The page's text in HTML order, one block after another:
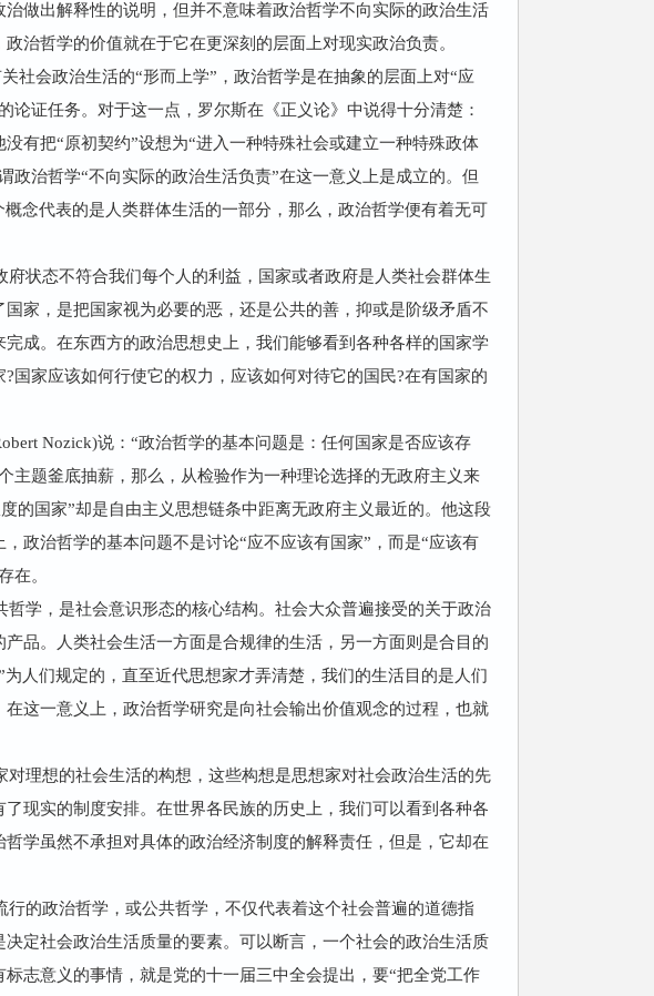
做出解释性的说明，但并不意味着政治哲学不向实际的政治生活
治哲学的价值就在于它在更深刻的层面上对现实政治负责。
会政治生活的“形而上学”，政治哲学是在抽象的层面上对“应
证任务。对于这一点，罗尔斯在《正义论》中说得十分清楚：
有把“原初契约”设想为“进入一种特殊社会或建立一种特殊政体
治哲学“不向实际的政治生活负责”在这一意义上是成立的。但
念代表的是人类群体生活的一部分，那么，政治哲学便有着无可
状态不符合我们每个人的利益，国家或者政府是人类社会群体生
家，是把国家视为必要的恶，还是公共的善，抑或是阶级矛盾不
成。在东西方的政治思想史上，我们能够看到各种各样的国家学
家应该如何行使它的权力，应该如何对待它的国民?在有国家的
Nozick)说：“政治哲学的基本问题是：任何国家是否应该存
主题釜底抽薪，那么，从检验作为一种理论选择的无政府主义来
的国家”却是自由主义思想链条中距离无政府主义最近的。他这段
政治哲学的基本问题不是讨论“应不应该有国家”，而是“应该有
在。
学，是社会意识形态的核心结构。社会大众普遍接受的关于政治
品。人类社会生活一方面是合规律的生活，另一方面则是合目的
人们规定的，直至近代思想家才弄清楚，我们的生活目的是人们
这一意义上，政治哲学研究是向社会输出价值观念的过程，也就
理想的社会生活的构想，这些构想是思想家对社会政治生活的先
现实的制度安排。在世界各民族的历史上，我们可以看到各种各
学虽然不承担对具体的政治经济制度的解释责任，但是，它却在
的政治哲学，或公共哲学，不仅代表着这个社会普遍的道德指
定社会政治生活质量的要素。可以断言，一个社会的政治生活质
志意义的事情，就是党的十一届三中全会提出，要“把全党工作